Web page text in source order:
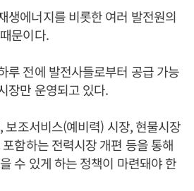
생에너지를 비롯한 여러 발전원의
문이다.
루 전에 발전사들로부터 공급 가능
장만 운영되고 있다.
보조서비스(예비력) 시장, 현물시장
함하는 전력시장 개편 등을 통해
수 있게 하는 정책이 마련돼야 한